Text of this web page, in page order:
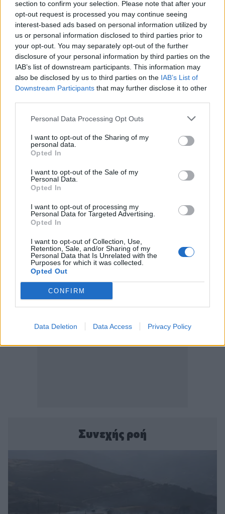
section to confirm your selection. Please note that after your
opt-out request is processed you may continue seeing
interest-based ads based on personal information utilized by
us or personal information disclosed to third parties prior to
your opt-out. You may separately opt-out of the further
disclosure of your personal information by third parties on the
IAB’s list of downstream participants. This information may
also be disclosed by us to third parties on the IAB’s List of
Downstream Participants that may further disclose it to other
Personal Data Processing Opt Outs
I want to opt-out of the Sharing of my
personal data.
Opted In
I want to opt-out of the Sale of my
Personal Data.
Opted In
I want to opt-out of processing my
Personal Data for Targeted Advertising.
Opted In
I want to opt-out of Collection, Use,
Retention, Sale, and/or Sharing of my
Personal Data that Is Unrelated with the
Purposes for which it was collected.
Opted Out
CONFIRM
Data Deletion Data Access Privacy Policy
Δύο συλλήψεις για την υπόθεση του 72χρονου που είχε
βρεθεί νεκρός σε αυτοκίνητο στα Άνω Λιόσια
Ντύθηκε «Χάρος», ανέβηκε στην οροφή νοσοκομείου
και... σκόρπισε τον τρόμο
18:05
μεταναστευτικό με φόντο τη Θέουτα
Υπ. Παιδείας: Ανακοινώθηκαν 95 ειδικότητες και 860
τμήματα των ΣΑΕΚ – Πότε ξεκινούν οι αιτήσεις
Ρέθυμνο: Κάλεσμα των οικοδόμων για μαζική συμμετοχή
στο συλλαλητήριο της ΔΕΘ
Συνεχής ροή